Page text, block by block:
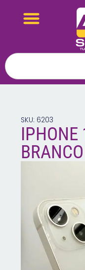
SKU: 6203
IPHONE